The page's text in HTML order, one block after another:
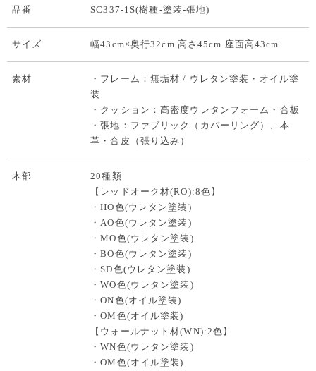
品番 SC337-1S(樹種-塗装-張地)
サイズ 幅43cm×奥行32cm 高さ45cm 座面高43cm
素材
・フレーム：無垢材 / ウレタン塗装・オイル塗
装
・クッション：高密度ウレタンフォーム・合板
・張地：ファブリック（カバーリング）、本
革・合皮（張り込み）
木部
20種類
【レッドオーク材(RO):8色】
・HO色(ウレタン塗装)
・AO色(ウレタン塗装)
・MO色(ウレタン塗装)
・BO色(ウレタン塗装)
・SD色(ウレタン塗装)
・WO色(ウレタン塗装)
・ON色(オイル塗装)
・OM色(オイル塗装)
【ウォールナット材(WN):2色】
・WN色(ウレタン塗装)
・OM色(オイル塗装)